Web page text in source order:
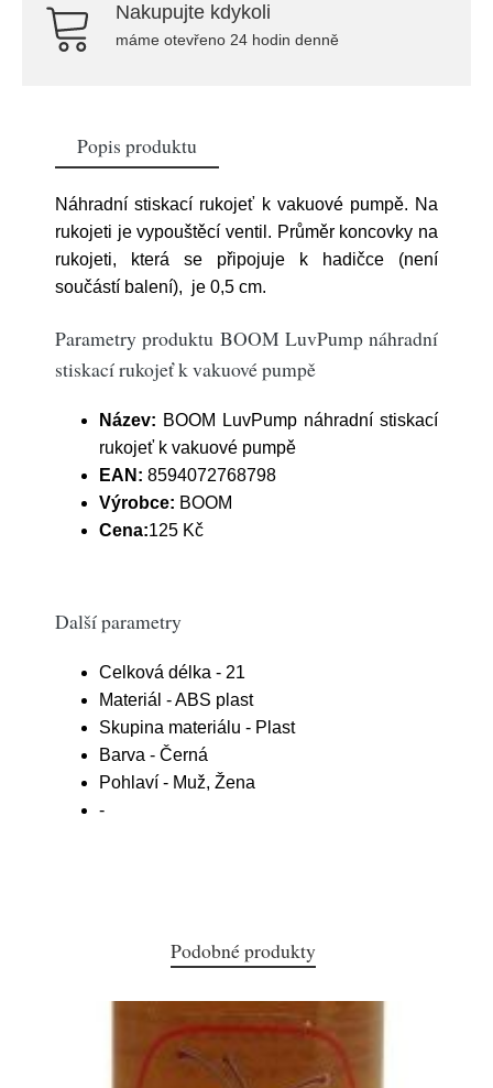
Nakupujte kdykoli
máme otevřeno 24 hodin denně
Popis produktu
Náhradní stiskací rukojeť k vakuové pumpě. Na
rukojeti je vypouštěcí ventil. Průměr koncovky na
rukojeti, která se připojuje k hadičce (není
součástí balení), je 0,5 cm.
Parametry produktu BOOM LuvPump náhradní
stiskací rukojeť k vakuové pumpě
Název: BOOM LuvPump náhradní stiskací
rukojeť k vakuové pumpě
EAN: 8594072768798
Výrobce: BOOM
Cena:125 Kč
Další parametry
Celková délka - 21
Materiál - ABS plast
Skupina materiálu - Plast
Barva - Černá
Pohlaví - Muž, Žena
-
Podobné produkty